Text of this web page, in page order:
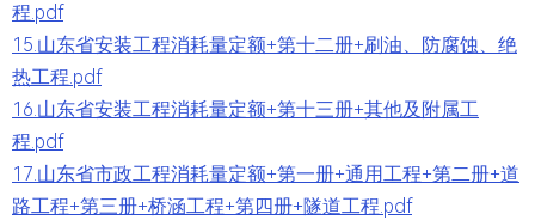
程.pdf
15.山东省安装工程消耗量定额+第十二册+刷油、防腐蚀、绝
热工程.pdf
16.山东省安装工程消耗量定额+第十三册+其他及附属工
程.pdf
17.山东省市政工程消耗量定额+第一册+通用工程+第二册+道
路工程+第三册+桥涵工程+第四册+隧道工程.pdf